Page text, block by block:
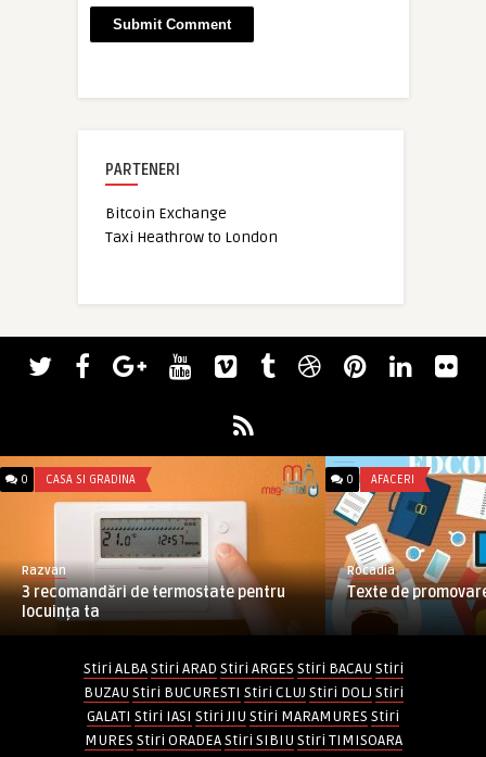
PARTENERI
Bitcoin Exchange
Taxi Heathrow to London
0 CASA SI GRADINA
Razvan
3 recomandări de termostate pentru
locuința ta
0 AFACERI
Rocadia
Texte de
Stiri ALBA Stiri ARAD Stiri ARGES Stiri BACAU Stiri
BUZAU Stiri BUCURESTI Stiri CLUJ Stiri DOLJ Stiri
GALATI Stiri IASI Stiri JIU Stiri MARAMURES Stiri
MURES Stiri ORADEA Stiri SIBIU Stiri TIMISOARA